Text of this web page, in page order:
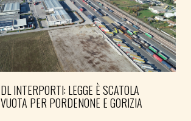
DL INTERPORTI: LEGGE È SCATOLA
VUOTA PER PORDENONE E GORIZIA